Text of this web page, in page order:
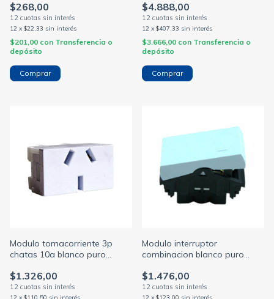
$268,00
12 x $22,33 sin interés
$201,00 con Transferencia o
depósito
$4.888,00
12 x $407,33 sin interés
$3.666,00 con Transferencia o
depósito
Modulo tomacorriente 3p
chatas 10a blanco puro
$1.326,00
Modulo interruptor
combinacion blanco puro
$1.476,00